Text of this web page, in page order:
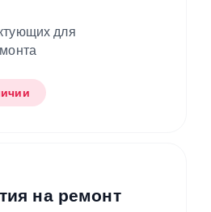
для
на ремонт